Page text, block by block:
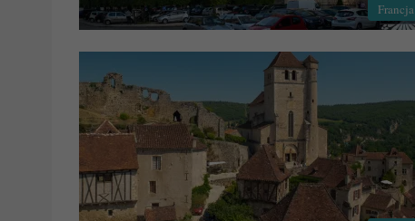
Francja